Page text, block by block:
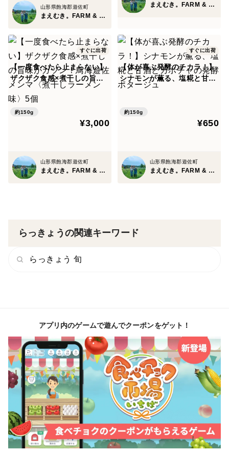
山形県飽海郡遊佐町
まえむき。FARM & SHOP
まえむき。FARM & SHOP
すぐに出荷
【一度食べたら止まらない】
ザクザク食感×煮干しの旨味
がガツン！鳥海遊佐メンマ
〈煮干しラーメン味〉5個
約150g
¥3,000
山形県飽海郡遊佐町
まえむき。FARM & SHOP
すぐに出荷
【体が喜ぶ発酵のチカラ！】
シナモンが薫る、塩糀と甘酒
とカボチャの発酵ポタージュ
約150g
¥650
山形県飽海郡遊佐町
まえむき。FARM & SHOP
らっきょうの関連キーワード
らっきょう 旬
アプリ内のゲームで遊んでクーポンをゲット！